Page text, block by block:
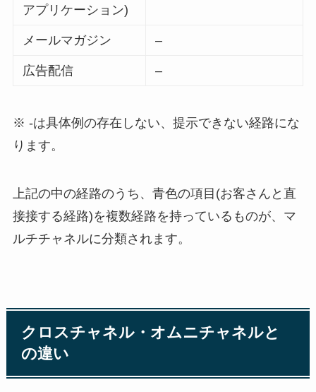
アプリケーション)
メールマガジン –
広告配信 –
※ -は具体例の存在しない、提示できない経路にな
ります。
上記の中の経路のうち、青色の項目(お客さんと直
接接する経路)を複数経路を持っているものが、マ
ルチチャネルに分類されます。
クロスチャネル・オムニチャネルと
の違い